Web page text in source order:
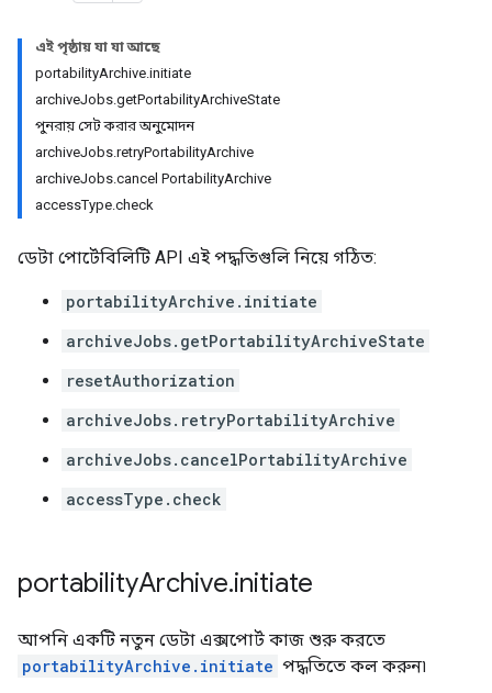
এই পৃষ্ঠায় যা যা আছে
portabilityArchive.initiate
archiveJobs.getPortabilityArchiveState
পুনরায় সেট করার অনুমোদন
archiveJobs.retryPortabilityArchive
archiveJobs.cancel PortabilityArchive
accessType.check
ডেটা পোর্টেবিলিটি API এই পদ্ধতিগুলি নিয়ে গঠিত:
portabilityArchive.initiate
archiveJobs.getPortabilityArchiveState
resetAuthorization
archiveJobs.retryPortabilityArchive
archiveJobs.cancelPortabilityArchive
accessType.check
portabilityArchive.initiate
আপনি একটি নতুন ডেটা এক্সপোর্ট কাজ শুরু করতে
portabilityArchive.initiate পদ্ধতিতে কল করুন৷